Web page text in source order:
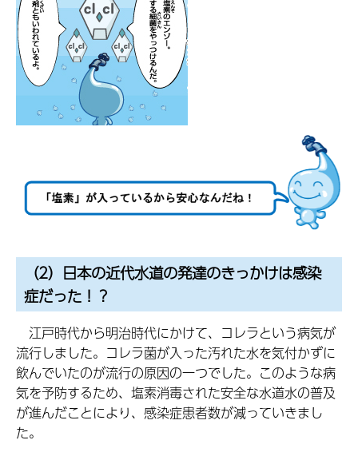
（2）日本の近代水道の発達のきっかけは感染
症だった！？
江戸時代から明治時代にかけて、コレラという病気が
流行しました。コレラ菌が入った汚れた水を気付かずに
飲んでいたのが流行の原因の一つでした。このような病
気を予防するため、塩素消毒された安全な水道水の普及
が進んだことにより、感染症患者数が減っていきまし
た。